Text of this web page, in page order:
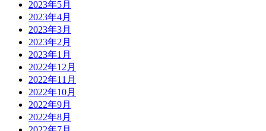
2023年5月
2023年4月
2023年3月
2023年2月
2023年1月
2022年12月
2022年11月
2022年10月
2022年9月
2022年8月